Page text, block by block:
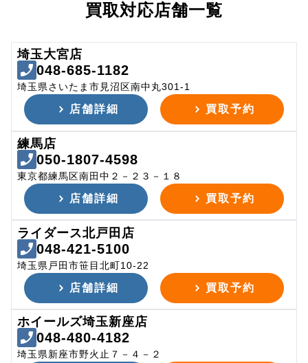
買取対応店舗一覧
埼玉大宮店
048-685-1182
埼玉県さいたま市見沼区南中丸301-1
店舗詳細 買取予約
練馬店
050-1807-4598
東京都練馬区南田中２－２３－１８
店舗詳細 買取予約
ライダース北戸田店
048-421-5100
埼玉県戸田市笹目北町10-22
店舗詳細 買取予約
ホイールズ埼玉新座店
048-480-4182
埼玉県新座市野火止７－４－２